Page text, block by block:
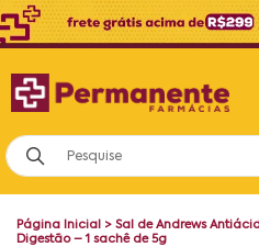
Página Inicial > Sal de Andrews
Digestão – 1 sachê de 5g